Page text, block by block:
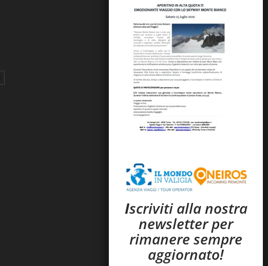
Iscriviti alla nostra
newsletter per
rimanere sempre
aggiornato!